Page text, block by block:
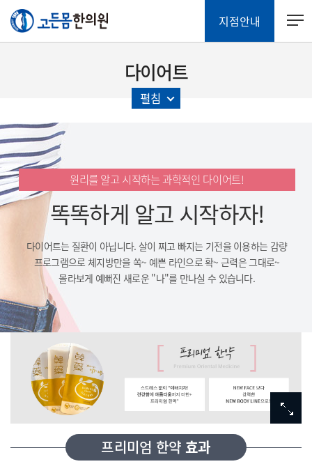
지점안내
다이어트
펼침
원리를 알고 시작하는 과학적인 다이어트!
똑똑하게 알고 시작하자!
다이어트는 질환이 아닙니다. 살이 찌고 빠지는 기전을 이용하는 감량
프로그램으로 체지방만을 쏙~ 예쁜 라인으로 확~ 근력은 그대로~
몰라보게 예뻐진 새로운 "나"를 만나실 수 있습니다.
프리미엄 한약 효과